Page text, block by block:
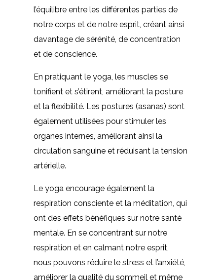
l’équilibre entre les différentes parties de
notre corps et de notre esprit, créant ainsi
davantage de sérénité, de concentration
et de conscience.
En pratiquant le yoga, les muscles se
tonifient et s’étirent, améliorant la posture
et la flexibilité. Les postures (asanas) sont
également utilisées pour stimuler les
organes internes, améliorant ainsi la
circulation sanguine et réduisant la tension
artérielle.
Le yoga encourage également la
respiration consciente et la méditation, qui
ont des effets bénéfiques sur notre santé
mentale. En se concentrant sur notre
respiration et en calmant notre esprit,
nous pouvons réduire le stress et l’anxiété,
améliorer la qualité du sommeil et même